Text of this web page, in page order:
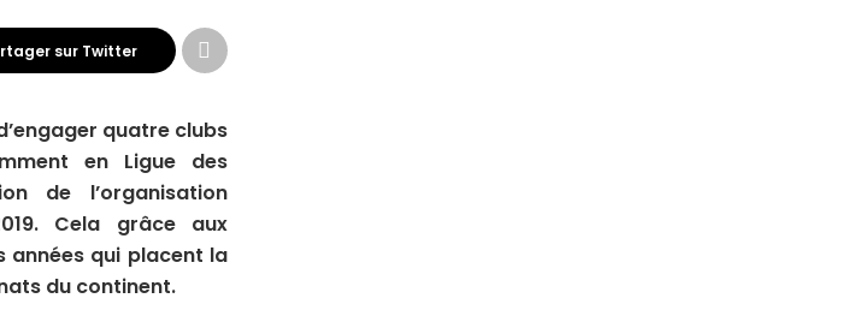
sur Twitter
quatre clubs
en Ligue des
de l’organisation
Cela grâce aux
années qui placent la
du continent.